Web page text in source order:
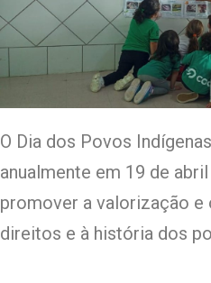
O Dia dos Povos
anualmente em 19 de
promover a valorização e
direitos e à história dos